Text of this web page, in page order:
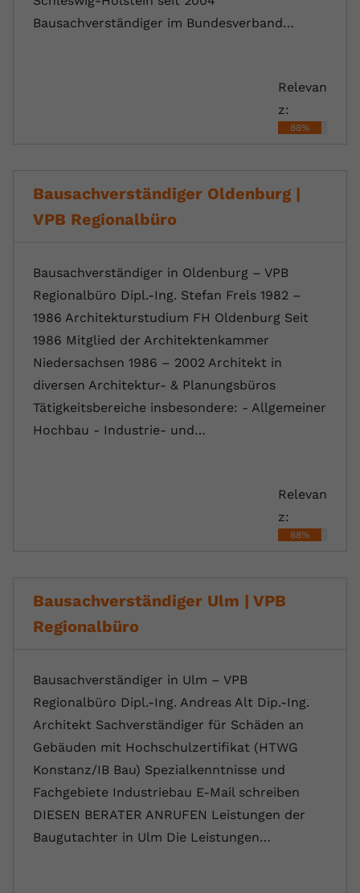
Bausachverständiger im Bundesverband…
Relevan
z:
88%
Bausachverständiger Oldenburg |
VPB Regionalbüro
Bausachverständiger in Oldenburg – VPB
Regionalbüro Dipl.-Ing. Stefan Frels 1982 –
1986 Architekturstudium FH Oldenburg Seit
1986 Mitglied der Architektenkammer
Niedersachsen 1986 – 2002 Architekt in
diversen Architektur- & Planungsbüros
Tätigkeitsbereiche insbesondere: - Allgemeiner
Hochbau - Industrie- und…
Relevan
z:
88%
Bausachverständiger Ulm | VPB
Regionalbüro
Bausachverständiger in Ulm – VPB
Regionalbüro Dipl.-Ing. Andreas Alt Dip.-Ing.
Architekt Sachverständiger für Schäden an
Gebäuden mit Hochschulzertifikat (HTWG
Konstanz/IB Bau) Spezialkenntnisse und
Fachgebiete Industriebau E-Mail schreiben
DIESEN BERATER ANRUFEN Leistungen der
Baugutachter in Ulm Die ⁠Leistungen…